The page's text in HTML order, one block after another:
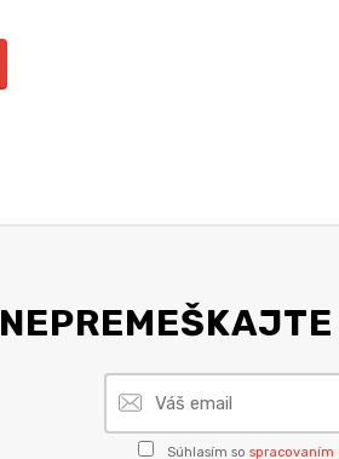
Súhlasím so spracovaním